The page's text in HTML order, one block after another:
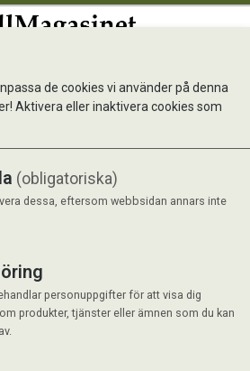
50 x 12 cm
de cookies vi använder på denna
Aktivera eller inaktivera cookies som
(obligatoriska)
dessa, eftersom webbsidan annars inte
personuppgifter för att visa dig
produkter, tjänster eller ämnen som du kan